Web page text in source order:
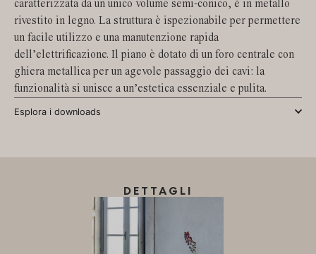
caratterizzata da un unico volume semi-conico, è in metallo
rivestito in legno. La struttura è ispezionabile per permettere
un facile utilizzo e una manutenzione rapida
dell’elettrificazione. Il piano è dotato di un foro centrale con
ghiera metallica per un agevole passaggio dei cavi: la
funzionalità si unisce a un’estetica essenziale e pulita.
Esplora i downloads
DETTAGLI